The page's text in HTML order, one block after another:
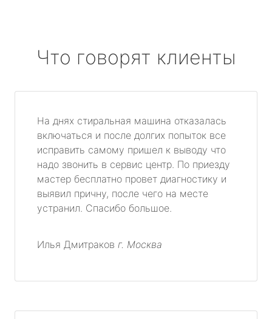
Что говорят клиенты
На днях стиральная машина отказалась
включаться и после долгих попыток все
исправить самому пришел к выводу что
надо звонить в сервис центр. По приезду
мастер бесплатно провет диагностику и
выявил причну, после чего на месте
устранил. Спасибо большое.
Илья Дмитраков г. Москва